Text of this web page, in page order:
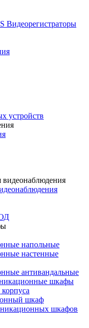
устройств
напольные
настенные
антивандальные
шкафы
шкаф
шкафов